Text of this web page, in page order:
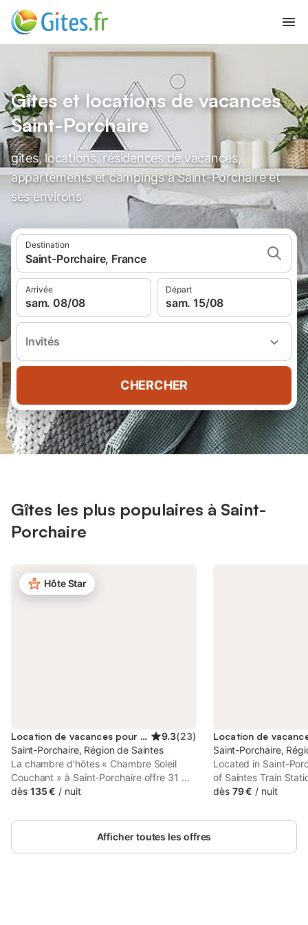
Gîtes et locations de vacances
Saint-Porchaire
gîtes, locations, résidences de vacances,
appartements et campings à Saint-Porchaire et
ses environs
Destination
Saint-Porchaire, France
Arrivée
sam. 08/08
Départ
sam. 15/08
Invités
CHERCHER
Gîtes les plus populaires à Saint-
Porchaire
Hôte Star
Location de vacances pour 2 personnes 9.3(23)
Saint-Porchaire, Région de Saintes
La chambre d’hôtes « Chambre Soleil
Couchant » à Saint-Porchaire offre 31 m²
pour 2 personnes. Vous disposez d’une
équipements privés incluent un Wi-Fi
haut débit adapté aux appels vidéo, un
dès 135 € / nuit
Saint-Porchaire,
Located in Saint-
of Saintes Train
Saint Pierre
accommodation
dès 79 € / nuit
Afficher toutes les offres